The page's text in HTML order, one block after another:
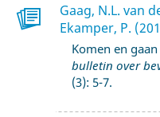
Gaag, N.L. van
Ekamper, P.
Komen en
bulletin over
(3): 5-7.